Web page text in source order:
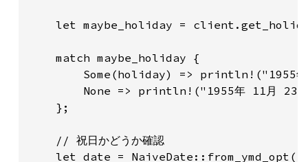
let maybe_holiday =
    match maybe_holiday {
Some(holiday) => println!("1955
None => println!("1955年 11月 23日
    };
    // 祝日かどうか確認
let date =